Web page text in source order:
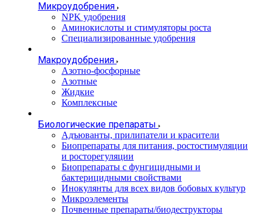
Микроудобрения
NPK удобрения
Аминокислоты и стимуляторы роста
Специализированные удобрения
Макроудобрения
Азотно-фосфорные
Азотные
Жидкие
Комплексные
Биологические препараты
Адъюванты, прилипатели и красители
Биопрепараты для питания, ростостимуляции
и росторегуляции
Биопрепараты с фунгицидными и
бактерицидными свойствами
Инокулянты для всех видов бобовых культур
Микроэлементы
Почвенные препараты/биодеструкторы